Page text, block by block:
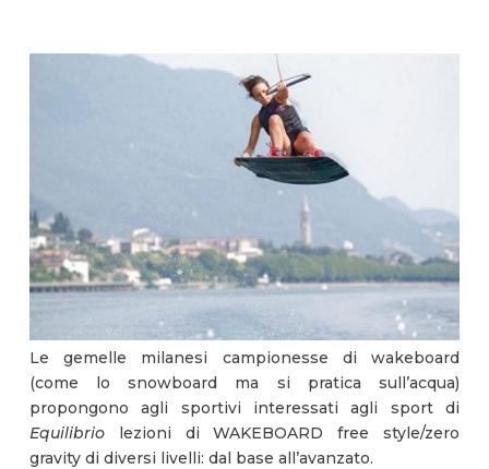
Le gemelle milanesi campionesse di wakeboard
(come lo snowboard ma si pratica sull’acqua)
propongono agli sportivi interessati agli sport di
Equilibrio lezioni di WAKEBOARD free style/zero
gravity di diversi livelli: dal base all’avanzato.